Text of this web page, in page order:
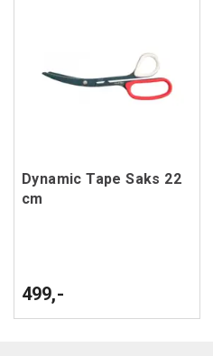
Dynamic Tape Saks 22
cm
499,-